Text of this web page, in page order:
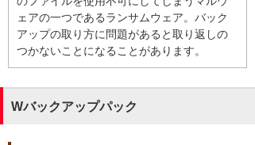
ェアの一つであるランサムウェア。バック
アップの取り方に問題があると取り返しの
つかないことになることがあります。
Wバックアップパック